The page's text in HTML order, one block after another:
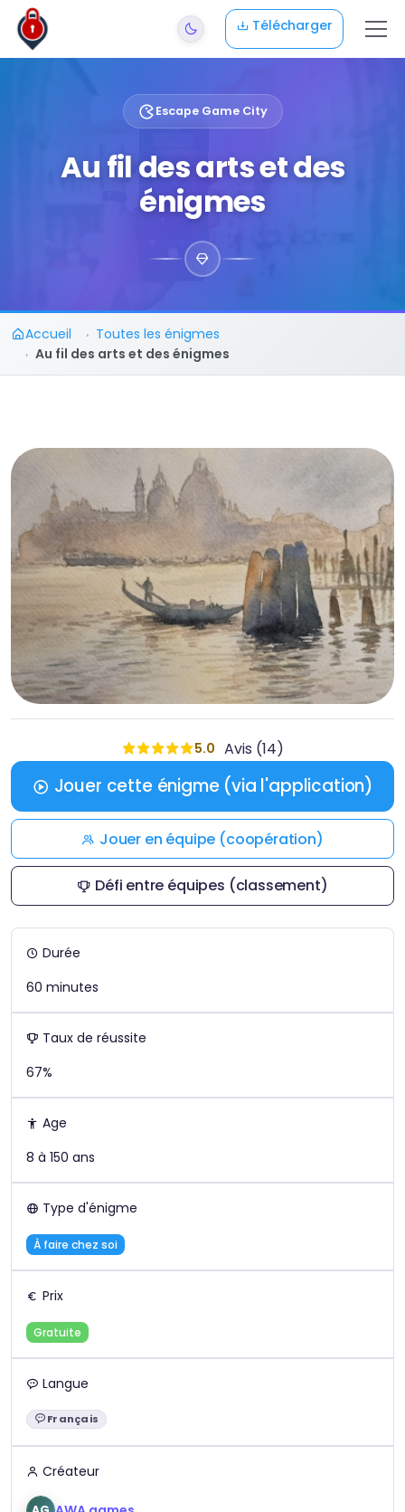
Aller au contenu principal
Télécharger
Escape Game City
Au fil des arts et des
énigmes
Accueil
Toutes les énigmes
Au fil des arts et des énigmes
5.0 Avis (14)
Jouer cette énigme (via l'application)
Jouer en équipe (coopération)
Défi entre équipes (classement)
Durée
60 minutes
Taux de réussite
67%
Age
8 à 150 ans
Type d'énigme
À faire chez soi
Prix
Gratuite
Langue
Langue :
Français
Créateur